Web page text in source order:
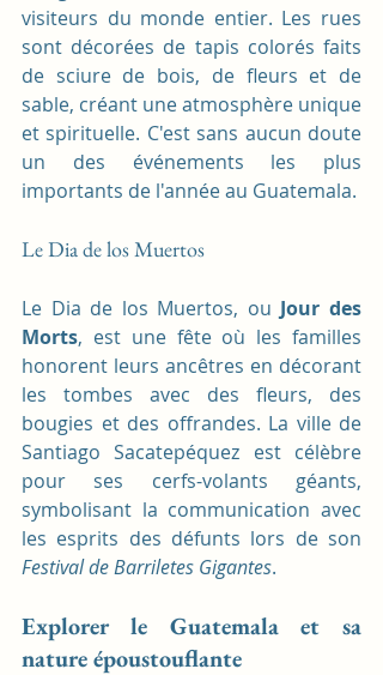
visiteurs du monde entier. Les rues
sont décorées de tapis colorés faits
de sciure de bois, de fleurs et de
sable, créant une atmosphère unique
et spirituelle. C'est sans aucun doute
un des événements les plus
importants de l'année au Guatemala.
Le Dia de los Muertos
Le Dia de los Muertos, ou Jour des
Morts, est une fête où les familles
honorent leurs ancêtres en décorant
les tombes avec des fleurs, des
bougies et des offrandes. La ville de
Santiago Sacatepéquez est célèbre
pour ses cerfs-volants géants,
symbolisant la communication avec
Festival de Barriletes Gigantes.
Explorer le Guatemala et sa
nature époustouflante